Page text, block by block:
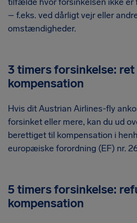
– f.eks. ved dårligt vejr eller
omstændigheder.
3 timers forsinkelse:
kompensation
Hvis dit Austrian Airlines-fly
forsinket eller mere, kan du ud
berettiget til kompensation i
europæiske forordning (EF) nr.
5 timers forsinkelse:
kompensation